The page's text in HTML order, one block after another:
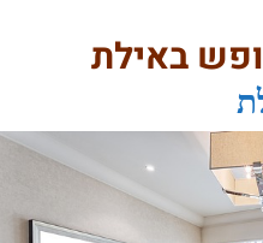
באילת